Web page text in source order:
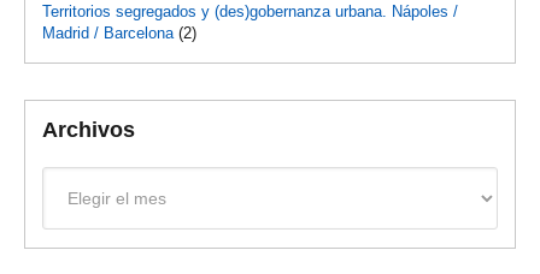
Territorios segregados y (des)gobernanza urbana. Nápoles /
Madrid / Barcelona(2)
Archivos